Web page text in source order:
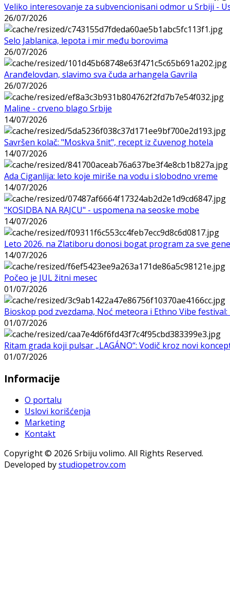
Veliko interesovanje za subvencionisani odmor u Srbiji -
26/07/2026
Selo Jablanica, lepota i mir među borovima
26/07/2026
Aranđelovdan, slavimo sva čuda arhangela Gavrila
26/07/2026
Maline - crveno blago Srbije
14/07/2026
Savršen kolač: "Moskva šnit", recept iz čuvenog hotela
14/07/2026
Ada Ciganlija: leto koje miriše na vodu i slobodno vreme
14/07/2026
"KOSIDBA NA RAJCU" - uspomena na seoske mobe
14/07/2026
Leto 2026. na Zlatiboru donosi bogat program za sve
14/07/2026
Počeo je JUL žitni mesec
01/07/2026
Bioskop pod zvezdama, Noć meteora i Ethno Vibe
01/07/2026
Ritam grada koji pulsar „LAGÁNO“: Vodič kroz novi
01/07/2026
Informacije
O portalu
Uslovi korišćenja
Marketing
Kontakt
Copyright © 2026 Srbiju volimo. All Rights Reserved.
Developed bystudiopetrov.com